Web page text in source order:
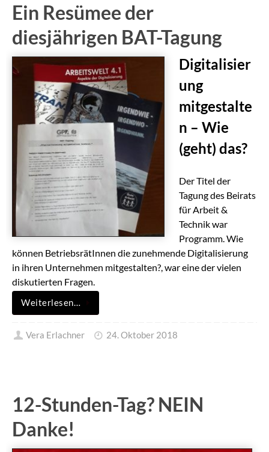
Ein Resümee der
diesjährigen BAT-Tagung
Digitalisier
ung
mitgestalte
n – Wie
(geht) das?
Der Titel der
Tagung des Beirats
für Arbeit &
Technik war
Programm. Wie
können BetriebsrätInnen die zunehmende Digitalisierung
in ihren Unternehmen mitgestalten?, war eine der vielen
diskutierten Fragen.
Weiterlesen…
Vera Erlachner 24. Oktober 2018
12-Stunden-Tag? NEIN
Danke!